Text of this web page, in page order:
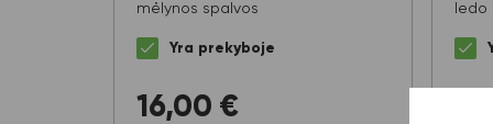
mėlynos spalvos
Yra prekyboje
16,00 €
ledo